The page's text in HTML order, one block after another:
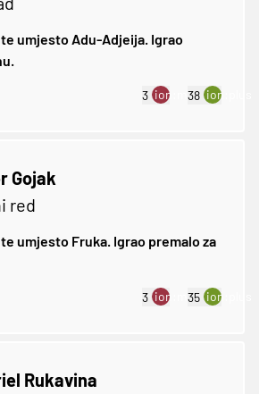
umjesto Adu-Adjeija. Igrao
3 ion:minus
38 ion:plus
Gojak
red
umjesto Fruka. Igrao premalo za
3 ion:minus
35 ion:plus
Rukavina